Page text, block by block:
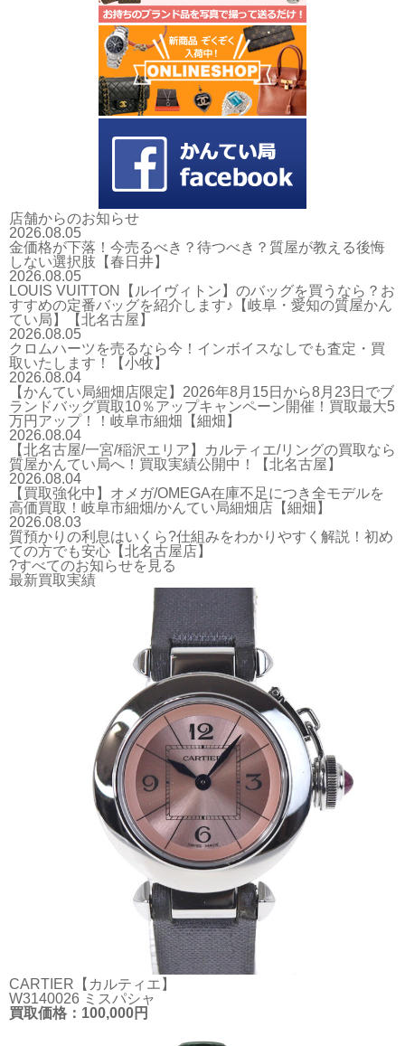
店舗からのお知らせ
2026.08.05
金価格が下落！今売るべき？待つべき？質屋が教える後悔
しない選択肢【春日井】
2026.08.05
LOUIS VUITTON【ルイヴィトン】のバッグを買うなら？お
すすめの定番バッグを紹介します♪【岐阜・愛知の質屋かん
てい局】【北名古屋】
2026.08.05
クロムハーツを売るなら今！インボイスなしでも査定・買
取いたします！【小牧】
2026.08.04
【かんてい局細畑店限定】2026年8月15日から8月23日でブ
ランドバッグ買取10％アップキャンペーン開催！買取最大5
万円アップ！！岐阜市細畑【細畑】
2026.08.04
【北名古屋/一宮/稲沢エリア】カルティエ/リングの買取なら
質屋かんてい局へ！買取実績公開中！【北名古屋】
2026.08.04
【買取強化中】オメガ/OMEGA在庫不足につき全モデルを
高価買取！岐阜市細畑/かんてい局細畑店【細畑】
2026.08.03
質預かりの利息はいくら?仕組みをわかりやすく解説！初め
ての方でも安心【北名古屋店】
?すべてのお知らせを見る
最新買取実績
CARTIER【カルティエ】
W3140026 ミスパシャ
買取価格：100,000円